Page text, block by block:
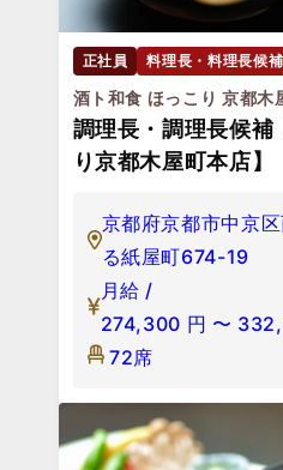
正社員 料理長・料理長候補
酒ト和食 ほっこり 京都木
調理長・調理長候補
り京都木屋町本店】
京都府京都市中京
る紙屋町674-19
月給 /
274,300 円 〜
72席